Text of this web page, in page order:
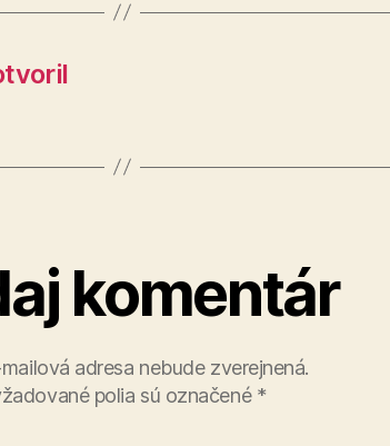
komentár
adresa nebude zverejnená.
polia sú označené *